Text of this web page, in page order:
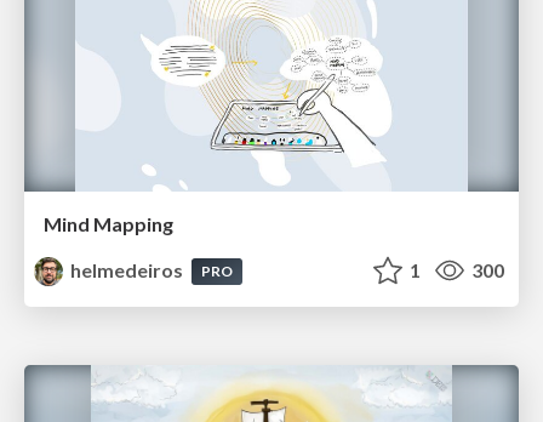
Mind Mapping
helmedeiros
PRO 1 300